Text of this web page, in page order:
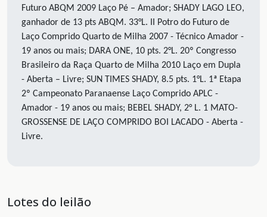
Futuro ABQM 2009 Laço Pé – Amador; SHADY LAGO LEO,
ganhador de 13 pts ABQM. 33°L. II Potro do Futuro de
Laço Comprido Quarto de Milha 2007 - Técnico Amador -
19 anos ou mais; DARA ONE, 10 pts. 2°L. 20º Congresso
Brasileiro da Raça Quarto de Milha 2010 Laço em Dupla
- Aberta – Livre; SUN TIMES SHADY, 8.5 pts. 1°L. 1ª Etapa
2º Campeonato Paranaense Laço Comprido APLC -
Amador - 19 anos ou mais; BEBEL SHADY, 2° L. 1 MATO-
GROSSENSE DE LAÇO COMPRIDO BOI LACADO - Aberta -
Livre.
Lotes do leilão